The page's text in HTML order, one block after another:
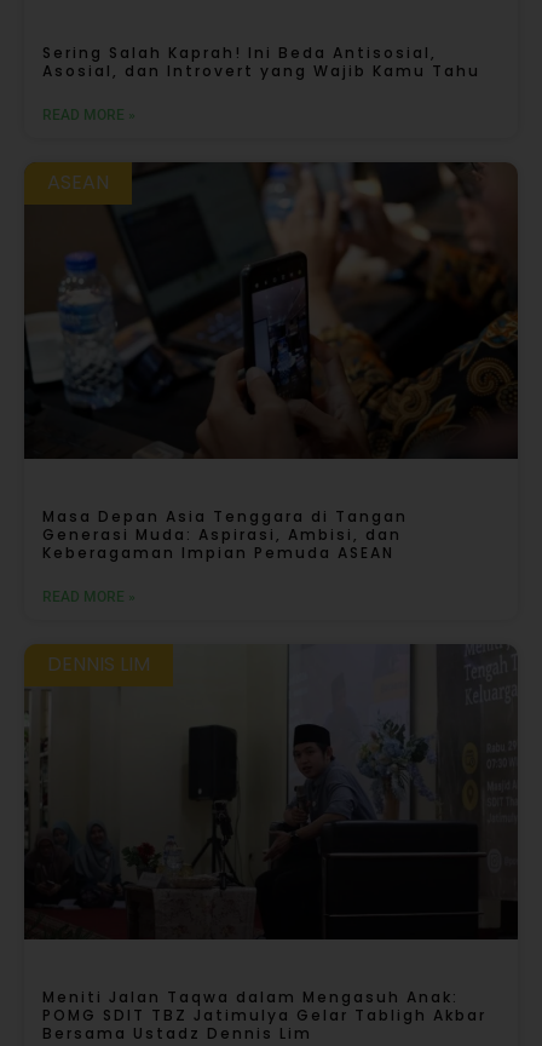
Sering Salah Kaprah! Ini Beda Antisosial,
Asosial, dan Introvert yang Wajib Kamu Tahu
READ MORE »
ASEAN
Masa Depan Asia Tenggara di Tangan
Generasi Muda: Aspirasi, Ambisi, dan
Keberagaman Impian Pemuda ASEAN
READ MORE »
DENNIS LIM
Meniti Jalan Taqwa dalam Mengasuh Anak:
POMG SDIT TBZ Jatimulya Gelar Tabligh Akbar
Bersama Ustadz Dennis Lim